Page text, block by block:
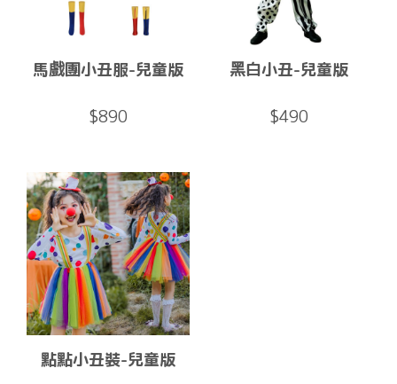
馬戲團小丑服-兒童版
$890
黑白小丑-兒童版
$490
點點小丑裝-兒童版